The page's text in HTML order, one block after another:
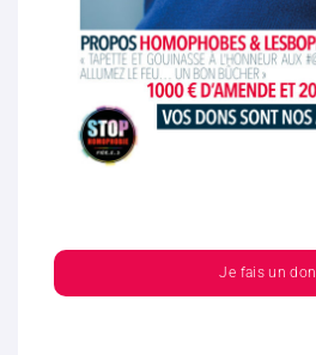
Je fais un don